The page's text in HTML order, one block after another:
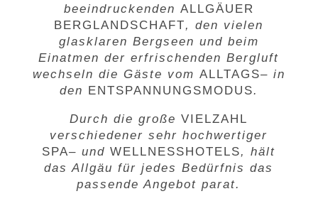
beeindruckenden ALLGÄUER
BERGLANDSCHAFT, den vielen
glasklaren Bergseen und beim
Einatmen der erfrischenden Bergluft
wechseln die Gäste vom ALLTAGS– in
den ENTSPANNUNGSMODUS.
Durch die großeVIELZAHL
verschiedener sehr hochwertiger
SPA– undWELLNESSHOTELS, hält
das Allgäu für jedes Bedürfnis das
passende Angebot parat.